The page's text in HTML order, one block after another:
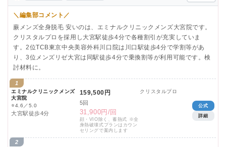
＼編集部コメント／
蕨メンズ全身脱毛 安いのは、エミナルクリニックメンズ大宮院です。
クリスタルプロを採用し大宮駅徒歩4分で各種割引が充実していま
す。2位TCB東京中央美容外科川口院は川口駅徒歩4分で学割等があ
り、3位メンズリゼ大宮は同駅徒歩4分で乗換割等が利用可能です。検
討材料に。
1
エミナルクリニックメンズ
大宮院
⭐4.6／5.0
大宮駅徒歩4分
159,500円
5回
31,900円/回
顔・VIO除く、蓄熱式 ※全
身熱破壊式プランはカウン
セリングで案内します
クリスタルプロ
公式
詳細
2